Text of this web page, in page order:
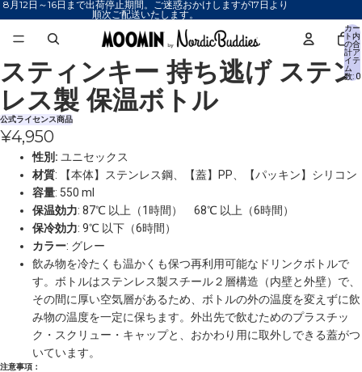
8月12日～16日まで出荷停止期間。ご迷惑おかけしますが17日より
順次ご配送いたします。
カー
ト内
の合
計ア
イテ
ム
数: 0
画
像
を
全
画
画
像
を
全
画
画
像
を
全
画
画
像
を
全
画
画
像
を
全
画
画
像
を
全
画
画
像
を
全
画
スティンキー 持ち逃げ ステン
レス製 保温ボトル
公式ライセンス商品
¥4,950
性別: ユニセックス
材質: 【本体】ステンレス鋼、【蓋】PP、【パッキン】シリコン
容量: 550 ml
保温効力: 87℃ 以上（1時間） 68℃ 以上（6時間）
保冷効力: 9℃ 以下（6時間）
カラー: グレー
飲み物を冷たくも温かくも保つ再利用可能なドリンクボトルで
す。ボトルはステンレス製スチール２層構造（内壁と外壁）で、
その間に厚い空気層があるため、ボトルの外の温度を変えずに飲
み物の温度を一定に保ちます。外出先で飲むためのプラスチッ
ク・スクリュー・キャップと、おかわり用に取外しできる蓋がつ
いています。
注意事項：